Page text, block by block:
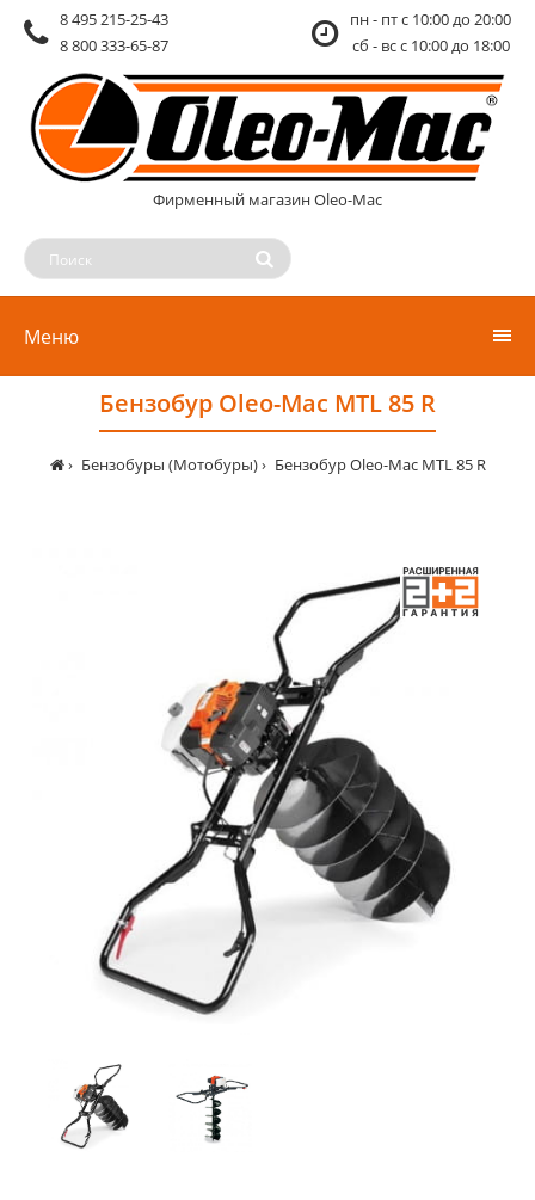
8 495 215-25-43
8 800 333-65-87
пн - пт c 10:00 до 20:00
сб - вс c 10:00 до 18:00
Фирменный магазин Oleo-Mac
Меню
Бензобур Oleo-Mac MTL 85 R
Бензобуры (Мотобуры) Бензобур Oleo-Mac MTL 85 R